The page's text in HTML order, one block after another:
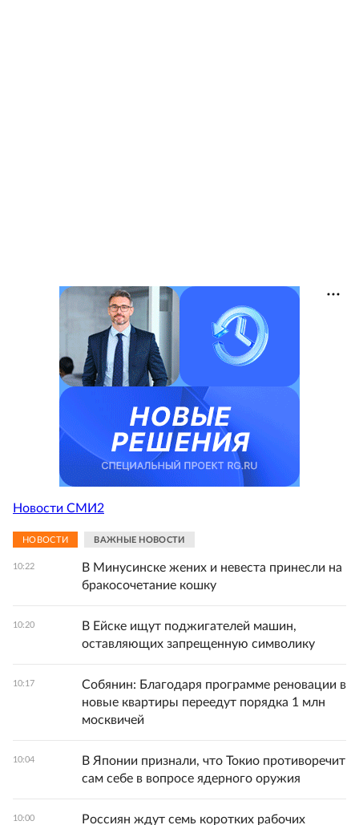
Новости СМИ2
НОВОСТИ ВАЖНЫЕ НОВОСТИ
10:22
В Минусинске жених и невеста принесли на
бракосочетание кошку
10:20
В Ейске ищут поджигателей машин,
оставляющих запрещенную символику
10:17
Собянин: Благодаря программе реновации в
новые квартиры переедут порядка 1 млн
москвичей
10:04
В Японии признали, что Токио противоречит
сам себе в вопросе ядерного оружия
10:00
Россиян ждут семь коротких рабочих